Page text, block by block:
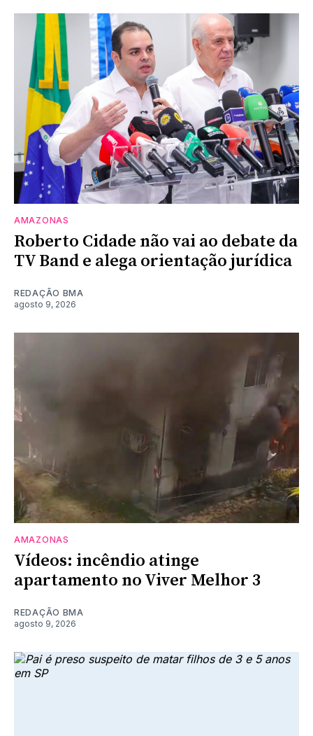
AMAZONAS
Roberto Cidade não vai ao debate da
TV Band e alega orientação jurídica
REDAÇÃO BMA
agosto 9, 2026
AMAZONAS
Vídeos: incêndio atinge
apartamento no Viver Melhor 3
REDAÇÃO BMA
agosto 9, 2026